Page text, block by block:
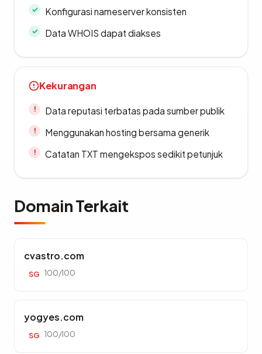
Konfigurasi nameserver konsisten
Data WHOIS dapat diakses
Kekurangan
Data reputasi terbatas pada sumber publik
Menggunakan hosting bersama generik
Catatan TXT mengekspos sedikit petunjuk
Domain Terkait
cvastro.com
SG 100/100
yogyes.com
SG 100/100